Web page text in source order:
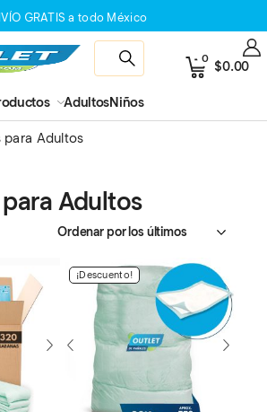
GRATIS a todo México
$0.00
0
AdultosNiños
para Adultos
Adultos
¡Descuento!